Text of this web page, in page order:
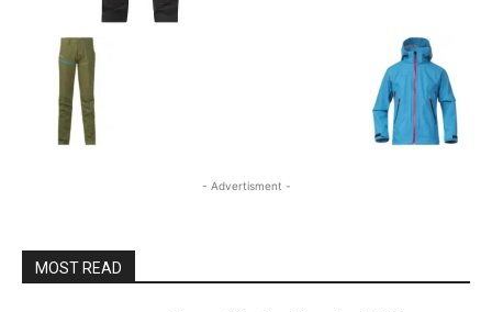
- Advertisment -
MOST READ